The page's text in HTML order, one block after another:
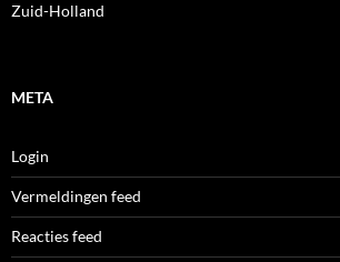
Zuid-Holland
META
Login
Vermeldingen feed
Reacties feed